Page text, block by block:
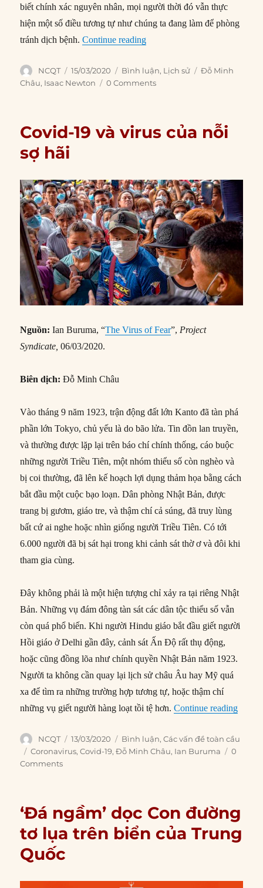
biết chính xác nguyên nhân, mọi người thời đó vẫn thực
hiện một số điều tương tự như chúng ta đang làm để phòng
tránh dịch bệnh.Continue reading“Quãng thời gian tự cách ly
Author
NCQT
Posted
on
15/03/2020 Categories
Bình luận, Lịch sử Tags
Đỗ Minh
Châu, Isaac Newton 0 Comments
Covid-19 và virus của nỗi
sợ hãi
Nguồn: Ian Buruma, “The Virus of Fear”, Project
Syndicate, 06/03/2020.
Biên dịch:Đỗ Minh Châu
Vào tháng 9 năm 1923, trận động đất lớn Kanto đã tàn phá
phần lớn Tokyo, chủ yếu là do bão lửa. Tin đồn lan truyền,
và thường được lặp lại trên báo chí chính thống, cáo buộc
những người Triều Tiên, một nhóm thiểu số còn nghèo và
bị coi thường, đã lên kế hoạch lợi dụng thảm họa bằng cách
bắt đầu một cuộc bạo loạn. Dân phòng Nhật Bản, được
trang bị gươm, giáo tre, và thậm chí cả súng, đã truy lùng
bất cứ ai nghe hoặc nhìn giống người Triều Tiên. Có tới
6.000 người đã bị sát hại trong khi cảnh sát thờ ơ và đôi khi
tham gia cùng.
Đây không phải là một hiện tượng chỉ xảy ra tại riêng Nhật
Bản. Những vụ đám đông tàn sát các dân tộc thiểu số vẫn
còn quá phổ biến. Khi người Hindu giáo bắt đầu giết người
Hồi giáo ở Delhi gần đây, cảnh sát Ấn Độ rất thụ động,
hoặc cũng đồng lõa như chính quyền Nhật Bản năm 1923.
Người ta không cần quay lại lịch sử châu Âu hay Mỹ quá
xa để tìm ra những trường hợp tương tự, hoặc thậm chí
những vụ giết người hàng loạt tồi tệ hơn.Continue reading
Author
NCQT
Posted
on
13/03/2020 Categories
Bình luận,Các vấn đề toàn cầu
Tags
Coronavirus,Covid-19,Đỗ Minh Châu, Ian Buruma
0
Comments
‘Đá ngầm’ dọc Con đường
tơ lụa trên biển của Trung
Quốc